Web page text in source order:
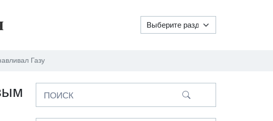
Газу
ПОИСК